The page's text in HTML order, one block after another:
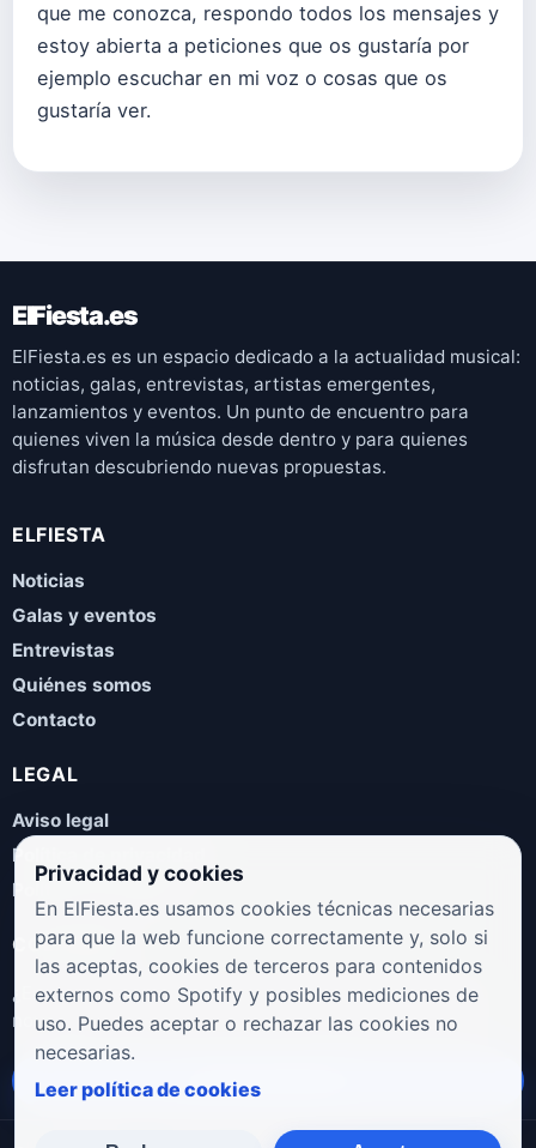
que me conozca, respondo todos los mensajes y
estoy abierta a peticiones que os gustaría por
ejemplo escuchar en mi voz o cosas que os
gustaría ver.
ElFiesta.es
ElFiesta.es es un espacio dedicado a la actualidad musical:
noticias, galas, entrevistas, artistas emergentes,
lanzamientos y eventos. Un punto de encuentro para
quienes viven la música desde dentro y para quienes
disfrutan descubriendo nuevas propuestas.
ELFIESTA
Noticias
Galas y eventos
Entrevistas
Quiénes somos
Contacto
LEGAL
Aviso legal
Política de privacidad
Política de cookies
COLABORA
¿Eres artista, manager, sello o promotor? Envíanos tus
novedades, galas, entrevistas o propuestas musicales.
Enviar propuesta
Privacidad y cookies
En ElFiesta.es usamos cookies técnicas necesarias
para que la web funcione correctamente y, solo si
las aceptas, cookies de terceros para contenidos
externos como Spotify y posibles mediciones de
uso. Puedes aceptar o rechazar las cookies no
necesarias.
Leer política de cookies